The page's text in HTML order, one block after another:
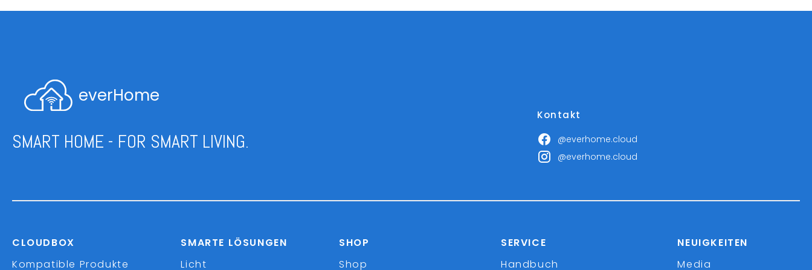
everHome
SMART HOME - FOR SMART LIVING.
Kontakt
@everhome.cloud
@everhome.cloud
CLOUDBOX
Kompatible Produkte
SMARTE LÖSUNGEN
Licht
SHOP
Shop
SERVICE
Handbuch
NEUIGKEITEN
Media